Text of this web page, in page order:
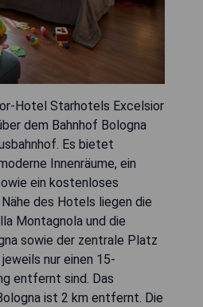
Hotel Starhotels Excelsior
dem Bahnhof Bologna
Es bietet
Innenräume, ein
ein kostenloses
des Hotels liegen die
Montagnola und die
sowie der zentrale Platz
nur einen 15-
entfernt sind. Das
ist 2 km entfernt. Die